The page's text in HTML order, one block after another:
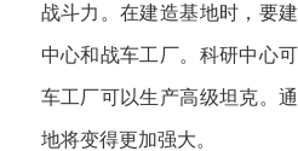
战斗力。在建造基地时，要
中心和战车工厂。科研中心
车工厂可以生产高级坦克。
地将变得更加强大。